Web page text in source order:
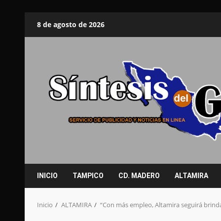
8 de agosto de 2026
INICIO TAMPICO CD. MADERO ALTAMIRA
Inicio ALTAMIRA “Con más empleo, Altamira seguirá